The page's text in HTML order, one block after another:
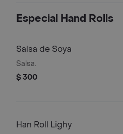
Especial Hand Rolls
Salsa de Soya
Salsa.
$ 300
Han Roll Lighy